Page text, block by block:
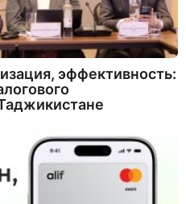
эффективность: